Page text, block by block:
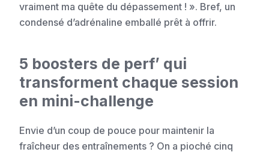
vraiment ma quête du dépassement ! ». Bref, un
condensé d’adrénaline emballé prêt à offrir.
5 boosters de perf’ qui
transforment chaque session
en mini-challenge
Envie d’un coup de pouce pour maintenir la
fraîcheur des entraînements ? On a pioché cinq